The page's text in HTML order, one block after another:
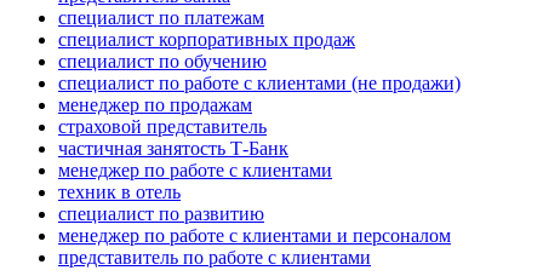
специалист по платежам
специалист корпоративных продаж
специалист по обучению
специалист по работе с клиентами (не продажи)
менеджер по продажам
страховой представитель
частичная занятость Т-Банк
менеджер по работе с клиентами
техник в отель
специалист по развитию
менеджер по работе с клиентами и персоналом
представитель по работе с клиентами